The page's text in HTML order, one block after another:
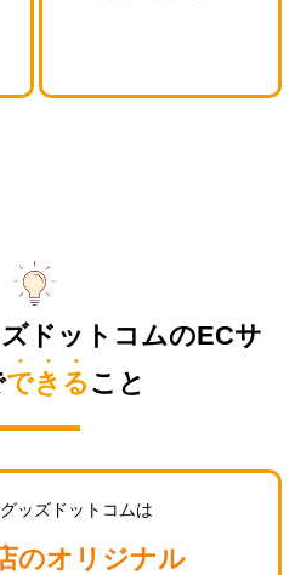
ドットコムのECサ
できる こと
ッズドットコムは
のオリジナル